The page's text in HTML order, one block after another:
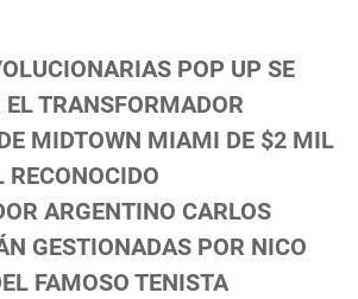
POP UP SE
TRANSFORMADOR
MIDTOWN MIAMI DE $2 MIL
RECONOCIDO
ARGENTINO CARLOS
GESTIONADAS POR NICO
FAMOSO TENISTA